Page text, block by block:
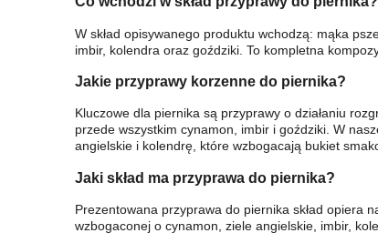
W skład opisywanego produktu wchodzą: mąka
imbir, kolendra oraz goździki. To kompletna
Jakie przyprawy korzenne do piernika?
Kluczowe dla piernika są przyprawy o działaniu
przede wszystkim cynamon, imbir i goździki. W
angielskie i kolendrę, które wzbogacają bukiet
Jaki skład ma przyprawa do piernika?
Prezentowana przyprawa do piernika skład opiera
wzbogaconej o cynamon, ziele angielskie, imbir,